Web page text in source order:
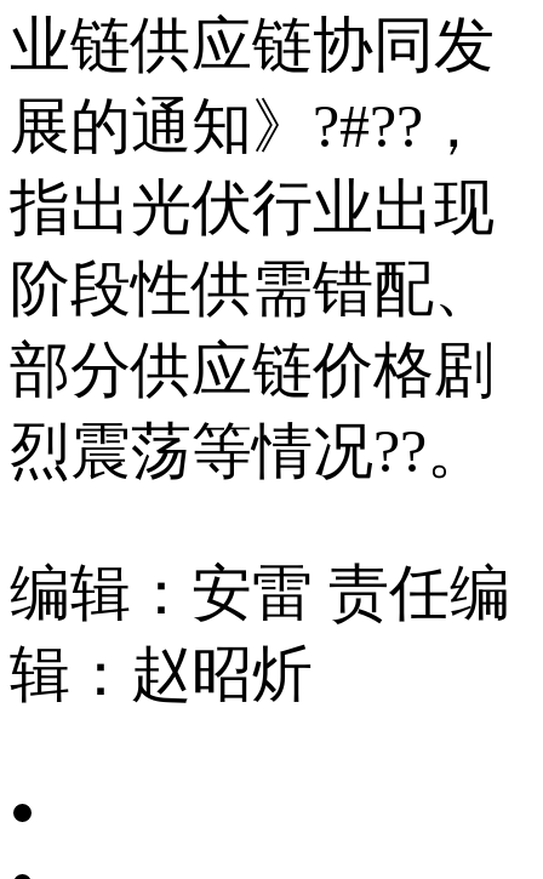
业链供应链协同发
展的通知》?#??，
指出光伏行业出现
阶段性供需错配、
部分供应链价格剧
烈震荡等情况??。
编辑：安雷 责任编
辑：赵昭炘